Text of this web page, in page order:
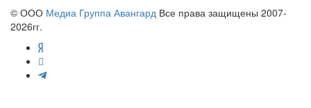
© ООО Медиа Группа Авангард Все права защищены 2007-
2026гг.